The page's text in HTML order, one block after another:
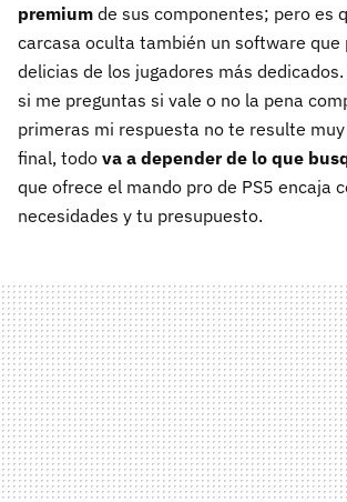
premium de sus componentes; pero es
carcasa oculta también un software que
delicias de los jugadores más dedicados.
si me preguntas si vale o no la pena
primeras mi respuesta no te resulte
final, todo va a depender de lo que
que ofrece el mando pro de PS5 encaja
necesidades y tu presupuesto.